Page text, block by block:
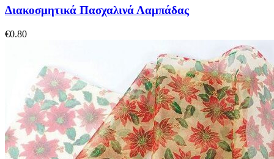
Διακοσμητικά Πασχαλινά Λαμπάδας
€0.80